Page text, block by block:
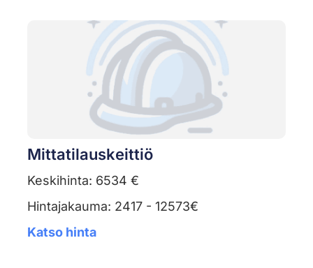
Mittatilauskeittiö
Keskihinta: 6534 €
Hintajakauma: 2417 - 12573€
Katso hinta